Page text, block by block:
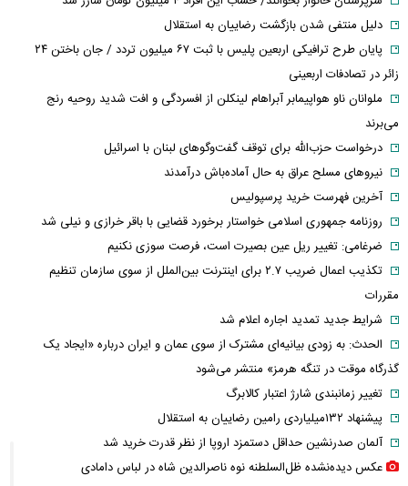
فیلم/ پزشکیان: سایپا و چند شرکت دیگر هم مثل ایران‌خودرو واگذار می‌کنیم
ردمی K۱۰۰ پرو مکس با باتری غول‌پیکر و شارژ بی‌سیم روانه بازار می‌شود
سرپرستان خانوار بخوانند/ حساب این افراد ۴ میلیون تومان شارژ شد
دلیل منتفی شدن بازگشت رضاییان به استقلال
زائر در تصادفات اربعینی
ملوانان ناو هواپیمابر آبراهام لینکلن از افسردگی و افت شدید روحیه رنج
می‌برند
درخواست حزب‌الله برای توقف گفت‌وگوهای لبنان با اسرائیل
نیروهای مسلح عراق به حال آماده‌باش درآمدند
آخرین فهرست خرید پرسپولیس
روزنامه جمهوری اسلامی خواستار برخورد قضایی با باقر خرازی و نیلی شد
ضرغامی: تغییر ریل عین بصیرت است، فرصت سوزی نکنیم
تکذیب اعمال ضریب ۲.۷ برای اینترنت بین‌الملل از سوی سازمان تنظیم
مقررات
شرایط جدید تمدید اجاره اعلام شد
الحدث: به زودی بیانیه‌ای مشترک از سوی عمان و ایران درباره «ایجاد یک
گذرگاه موقت در تنگه هرمز» منتشر می‌شود
تغییر زمانبندی‌ شارژ اعتبار کالابرگ
پیشنهاد ۱۳۲میلیاردی رامین رضاییان به استقلال